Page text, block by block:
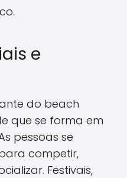
e
do beach
que se forma em
pessoas se
competir,
Festivais,